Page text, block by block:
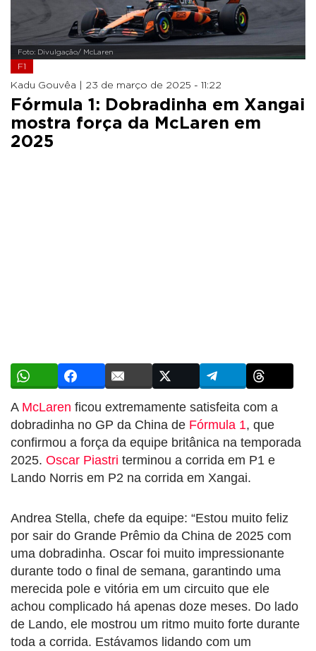
Foto: Divulgação/ McLaren
F1
Kadu Gouvêa | 23 de março de 2025 - 11:22
Fórmula 1: Dobradinha em Xangai
mostra força da McLaren em
2025
A McLaren ficou extremamente satisfeita com a
dobradinha no GP da China de Fórmula 1, que
confirmou a força da equipe britânica na temporada
2025. Oscar Piastri terminou a corrida em P1 e
Lando Norris em P2 na corrida em Xangai.
Andrea Stella, chefe da equipe: “Estou muito feliz
por sair do Grande Prêmio da China de 2025 com
uma dobradinha. Oscar foi muito impressionante
durante todo o final de semana, garantindo uma
merecida pole e vitória em um circuito que ele
achou complicado há apenas doze meses. Do lado
de Lando, ele mostrou um ritmo muito forte durante
toda a corrida. Estávamos lidando com um